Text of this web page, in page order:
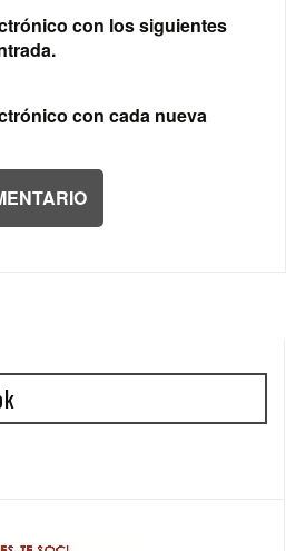
con los siguientes
con cada nueva